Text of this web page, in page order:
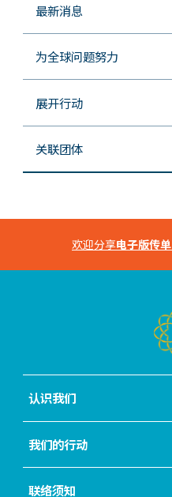
最新消息
为全球问题努力
展开行动
关联团体
欢迎分享电子版传单
认识我们
我们的行动
联络须知